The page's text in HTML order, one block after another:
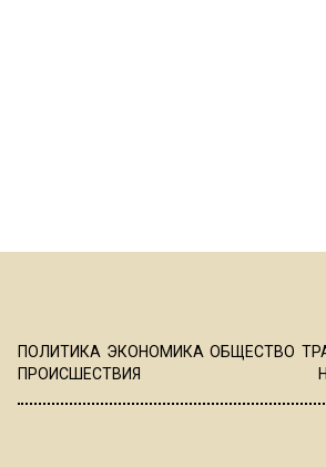
ПОЛИТИКА ЭКОНОМИКА ОБЩЕСТВО
ПРОИСШЕСТВИЯ